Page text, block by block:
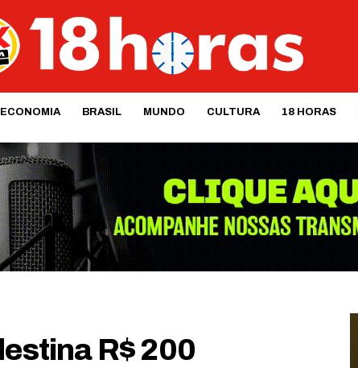
ECONOMIA BRASIL MUNDO CULTURA 18 HORAS
R$ 200